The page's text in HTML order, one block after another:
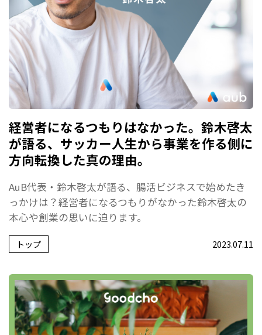
経営者になるつもりはなかった。鈴木啓太
が語る、サッカー人生から事業を作る側に
方向転換した真の理由。
AuB代表・鈴木啓太が語る、腸活ビジネスで始めたき
っかけは？経営者になるつもりがなかった鈴木啓太の
本心や創業の思いに迫ります。
トップ 2023.07.11